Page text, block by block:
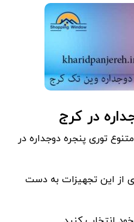
در کرج
توری پنجره دوجداره در
از این تجهیزات به دست